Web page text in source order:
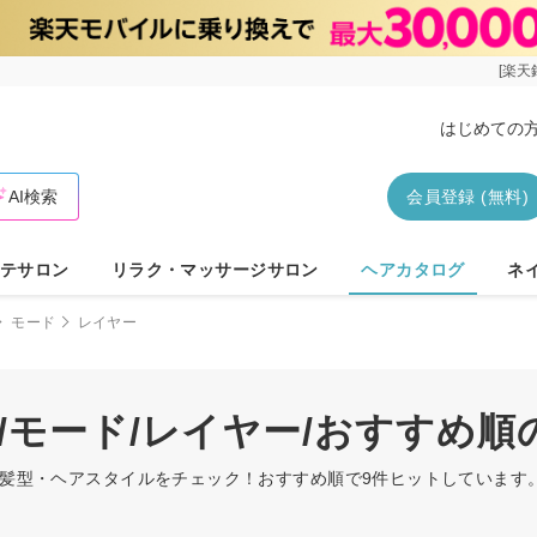
[楽天
はじめての
会員登録 (無料)
AI検索
サロン リラク・マッサージサロン ヘアカタログ ネ
モード レイヤー
ード/レイヤー/おすすめ順
型・ヘアスタイルをチェック！おすすめ順で9件ヒットしていま